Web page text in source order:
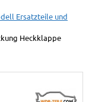
Ersatzteile und
Heckklappe